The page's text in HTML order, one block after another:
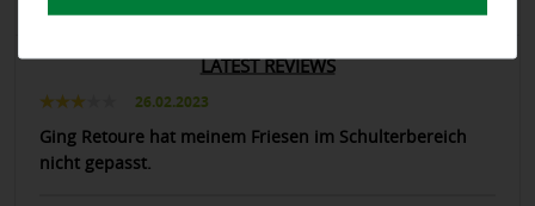
LATEST REVIEWS
26.02.2023
Ging Retoure hat meinem Friesen im Schulterbereich
nicht gepasst.